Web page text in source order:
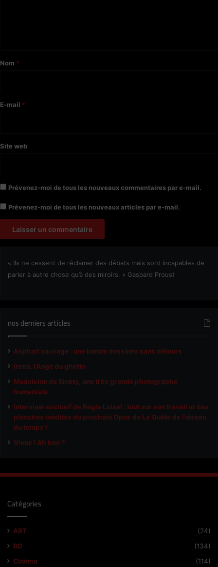
a
e
Nom *
E-mail *
Site web
Prévenez-moi de tous les nouveaux commentaires par e-mail.
Prévenez-moi de tous les nouveaux articles par e-mail.
« Ils ne cessent de réclamer des débats mais sont incapables de
parler à autre chose qu’à des miroirs. » Gaspard Proust
nos derniers articles
Asphalt sauvage : une bande dessinée sans détours
Irena, l’Ange du ghetto
Madeleine de Sinéty, une très grande photographe
humaniste
Interview exclusif de Régis Loisel : tout sur son travail et des
planches inédites du prochain Opus de La Quête de l’oiseau
du temps !
Vieux ! Ah bon ?
Catégories
ART
(24)
BD
(134)
Cinéma
(114)